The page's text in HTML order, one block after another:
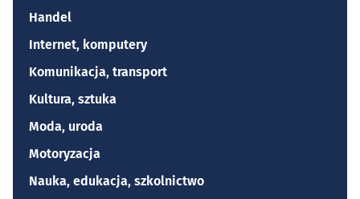
Handel
Internet, komputery
Komunikacja, transport
Kultura, sztuka
Moda, uroda
Motoryzacja
Nauka, edukacja, szkolnictwo